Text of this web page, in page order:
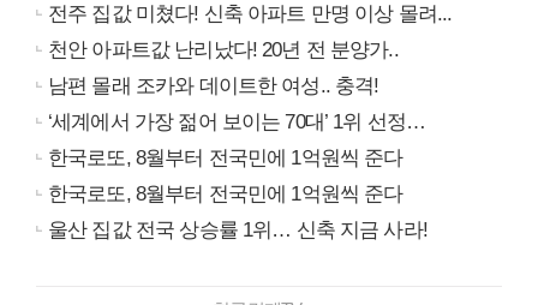
전주 집값 미쳤다! 신축 아파트 만명 이상 몰려...
천안 아파트값 난리났다! 20년 전 분양가..
남편 몰래 조카와 데이트한 여성.. 충격!
‘세계에서 가장 젊어 보이는 70대’ 1위 선정…
한국로또, 8월부터 전국민에 1억원씩 준다
한국로또, 8월부터 전국민에 1억원씩 준다
울산 집값 전국 상승률 1위… 신축 지금 사라!